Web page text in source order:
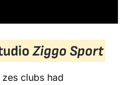
Ziggo Sport
clubs had